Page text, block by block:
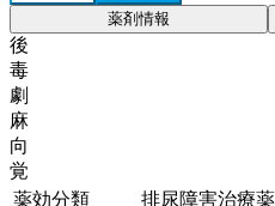
薬剤情報
後
毒
劇
麻
向
覚
薬効分類
排尿障害治療